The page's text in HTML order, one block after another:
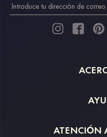
ATENCIÓN